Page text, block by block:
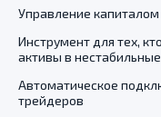
Управление
Инструмент для тех,
активы в
Автоматическое
трейдеров